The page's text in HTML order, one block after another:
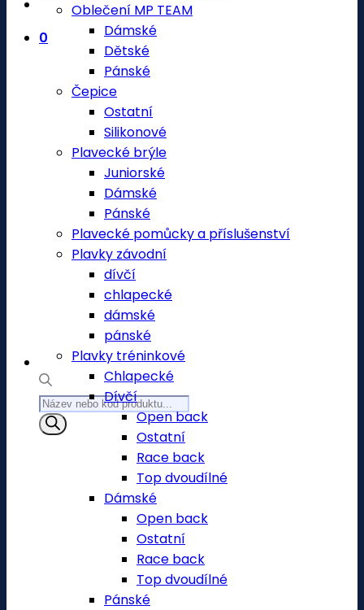
0
Products
search
Oblečení MP TEAM
Dámské
Dětské
Pánské
Čepice
Ostatní
Silikonové
Plavecké brýle
Juniorské
Dámské
Pánské
Plavecké pomůcky a příslušenství
Plavky závodní
dívčí
chlapecké
dámské
pánské
Plavky tréninkové
Chlapecké
Dívčí
Open back
Ostatní
Race back
Top dvoudílné
Dámské
Open back
Ostatní
Race back
Top dvoudílné
Pánské